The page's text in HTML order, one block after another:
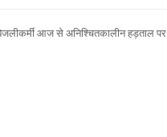
आज से अनिश्चितकालीन हड़ताल पर